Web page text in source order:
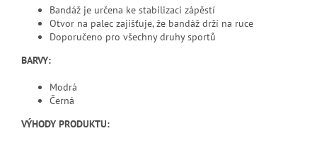
Bandáž je určena ke stabilizaci zápěstí
Otvor na palec zajišťuje, že bandáž drží na ruce
Doporučeno pro všechny druhy sportů
BARVY:
Modrá
Černá
VÝHODY PRODUKTU: